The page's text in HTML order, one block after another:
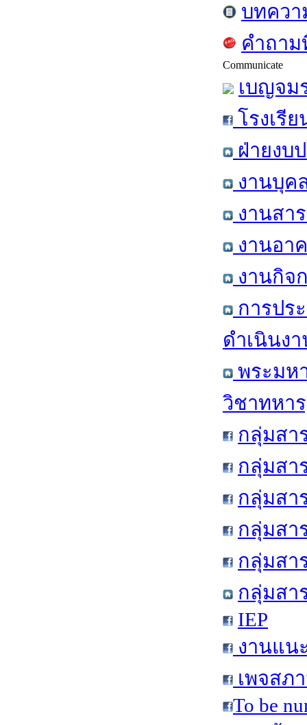
บทควา
คำถา
Communicate
เบญจม
โรงเรี
ฝ่ายงบ
งานบุค
งานสา
งานอา
งานกิจ
การปร
ดำเนินง
พระมห
วิชาทหา
กลุ่มสา
กลุ่มสา
กลุ่มสา
กลุ่มสา
กลุ่มสา
กลุ่มสา
IEP
งานแน
เพจสภ
To be